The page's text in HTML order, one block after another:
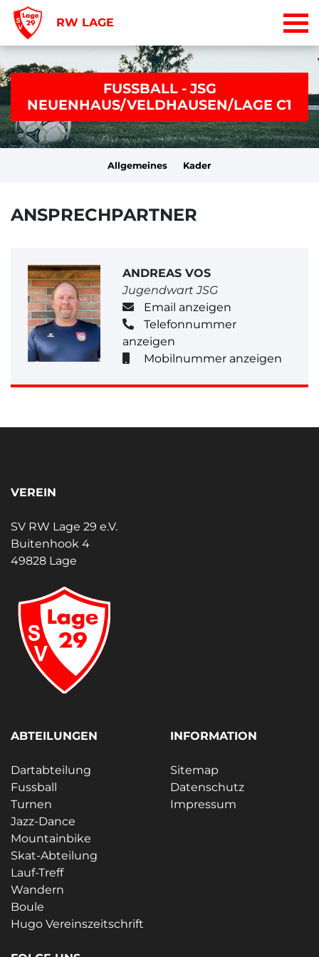
RW LAGE
FUSSBALL - JSG
NEUENHAUS/VELDHAUSEN/LAGE C1
Allgemeines Kader
ANSPRECHPARTNER
ANDREAS VOS
Jugendwart JSG
Email anzeigen
Telefonnummer
anzeigen
Mobilnummer anzeigen
VEREIN
SV RW Lage 29 e.V.
Buitenhook 4
49828 Lage
ABTEILUNGEN
Dartabteilung
Fussball
Turnen
Jazz-Dance
Mountainbike
Skat-Abteilung
Lauf-Treff
Wandern
Boule
Hugo Vereinszeitschrift
INFORMATION
Sitemap
Datenschutz
Impressum